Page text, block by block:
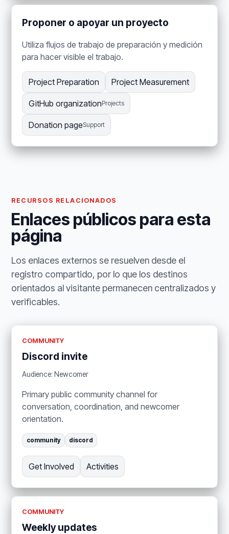
Proponer o apoyar un proyecto
Utiliza flujos de trabajo de preparación y medición
para hacer visible el trabajo.
Project Preparation Project Measurement
GitHub organizationProjects
Donation pageSupport
RECURSOS RELACIONADOS
Enlaces públicos para esta
página
Los enlaces externos se resuelven desde el
registro compartido, por lo que los destinos
orientados al visitante permanecen centralizados y
verificables.
COMMUNITY
Discord invite
Audience: Newcomer
Primary public community channel for
conversation, coordination, and newcomer
orientation.
community discord
Get Involved Activities
COMMUNITY
Weekly updates